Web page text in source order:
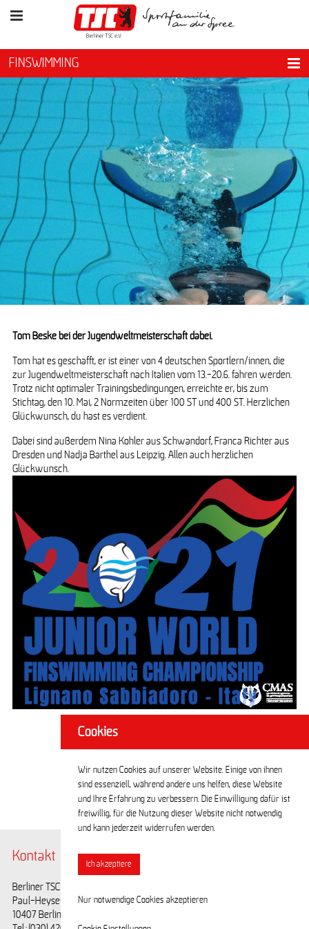
FINSWIMMING
Tom Beske bei der Jugendweltmeisterschaft dabei.
Tom hat es geschafft, er ist einer von 4 deutschen Sportlern/innen, die
zur Jugendweltmeisterschaft nach Italien vom 13.-20.6. fahren werden.
Trotz nicht optimaler Trainingsbedingungen, erreichte er, bis zum
Stichtag, den 10. Mai, 2 Normzeiten über 100 ST und 400 ST. Herzlichen
Glückwunsch, du hast es verdient.
Dabei sind außerdem Nina Kohler aus Schwandorf, Franca Richter aus
Dresden und Nadja Barthel aus Leipzig. Allen auch herzlichen
Glückwunsch.
Kontakt
Berliner TSC e.V.
Paul-Heyse-Straße 25
10407 Berlin
Youtube
Cookies
Wir nutzen Cookies auf unserer Website. Einige von ihnen
sind essenziell, während andere uns helfen, diese Website
und Ihre Erfahrung zu verbessern. Die Einwilligung dafür ist
freiwillig, für die Nutzung dieser Website nicht notwendig
und kann jederzeit widerrufen werden.
Ich akzeptiere
Nur notwendige Cookies akzeptieren